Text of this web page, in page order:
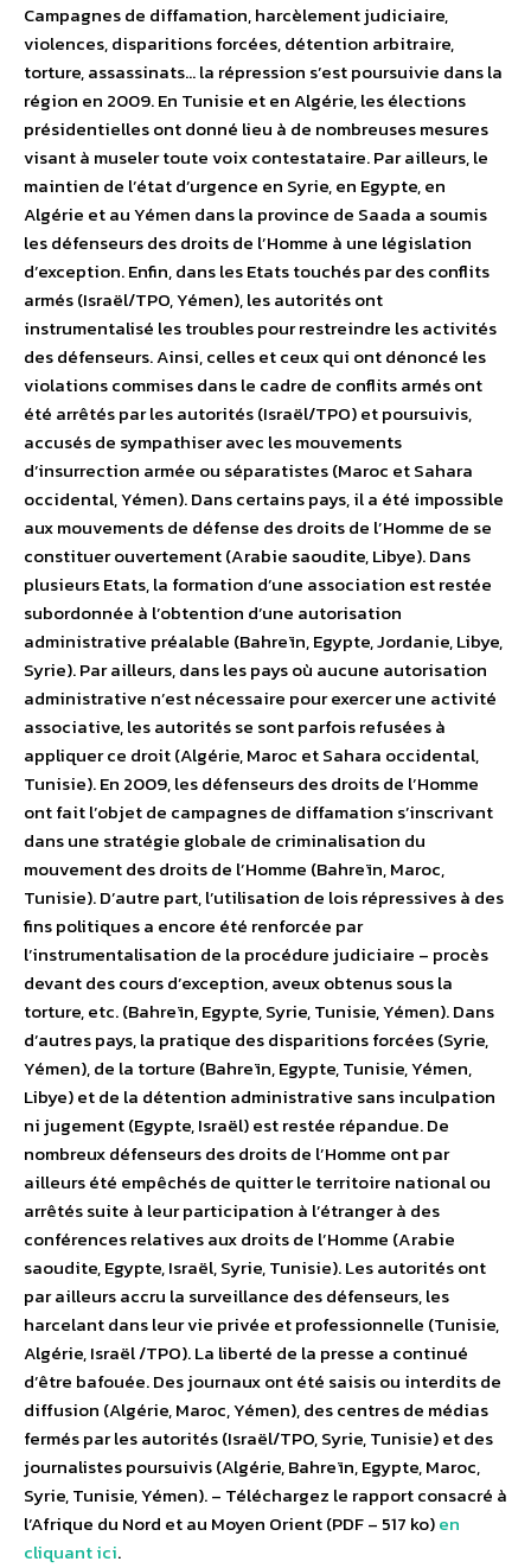
Campagnes de diffamation, harcèlement judiciaire,
violences, disparitions forcées, détention arbitraire,
torture, assassinats… la répression s’est poursuivie dans la
région en 2009. En Tunisie et en Algérie, les élections
présidentielles ont donné lieu à de nombreuses mesures
visant à museler toute voix contestataire. Par ailleurs, le
maintien de l’état d’urgence en Syrie, en Egypte, en
Algérie et au Yémen dans la province de Saada a soumis
les défenseurs des droits de l’Homme à une législation
d’exception. Enfin, dans les Etats touchés par des conflits
armés (Israël/TPO, Yémen), les autorités ont
instrumentalisé les troubles pour restreindre les activités
des défenseurs. Ainsi, celles et ceux qui ont dénoncé les
violations commises dans le cadre de conflits armés ont
été arrêtés par les autorités (Israël/TPO) et poursuivis,
accusés de sympathiser avec les mouvements
d’insurrection armée ou séparatistes (Maroc et Sahara
occidental, Yémen). Dans certains pays, il a été impossible
aux mouvements de défense des droits de l’Homme de se
constituer ouvertement (Arabie saoudite, Libye). Dans
plusieurs Etats, la formation d’une association est restée
subordonnée à l’obtention d’une autorisation
administrative préalable (Bahreïn, Egypte, Jordanie, Libye,
Syrie). Par ailleurs, dans les pays où aucune autorisation
administrative n’est nécessaire pour exercer une activité
associative, les autorités se sont parfois refusées à
appliquer ce droit (Algérie, Maroc et Sahara occidental,
Tunisie). En 2009, les défenseurs des droits de l’Homme
ont fait l’objet de campagnes de diffamation s’inscrivant
dans une stratégie globale de criminalisation du
mouvement des droits de l’Homme (Bahreïn, Maroc,
Tunisie). D’autre part, l’utilisation de lois répressives à des
fins politiques a encore été renforcée par
l’instrumentalisation de la procédure judiciaire – procès
devant des cours d’exception, aveux obtenus sous la
torture, etc. (Bahreïn, Egypte, Syrie, Tunisie, Yémen). Dans
d’autres pays, la pratique des disparitions forcées (Syrie,
Yémen), de la torture (Bahreïn, Egypte, Tunisie, Yémen,
Libye) et de la détention administrative sans inculpation
ni jugement (Egypte, Israël) est restée répandue. De
nombreux défenseurs des droits de l’Homme ont par
ailleurs été empêchés de quitter le territoire national ou
arrêtés suite à leur participation à l’étranger à des
conférences relatives aux droits de l’Homme (Arabie
saoudite, Egypte, Israël, Syrie, Tunisie). Les autorités ont
par ailleurs accru la surveillance des défenseurs, les
harcelant dans leur vie privée et professionnelle (Tunisie,
Algérie, Israël /TPO). La liberté de la presse a continué
d’être bafouée. Des journaux ont été saisis ou interdits de
diffusion (Algérie, Maroc, Yémen), des centres de médias
fermés par les autorités (Israël/TPO, Syrie, Tunisie) et des
journalistes poursuivis (Algérie, Bahreïn, Egypte, Maroc,
Syrie, Tunisie, Yémen). – Téléchargez le rapport consacré à
l’Afrique du Nord et au Moyen Orient (PDF – 517 ko)en
cliquant ici.